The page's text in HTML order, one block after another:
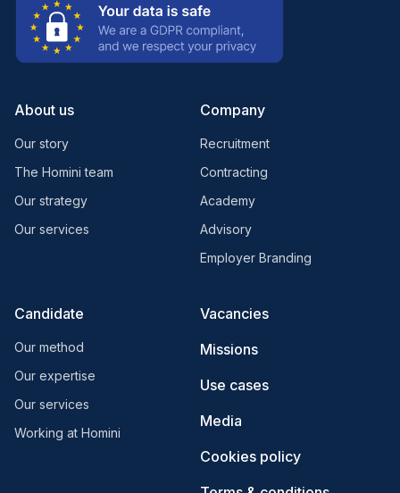
About us
Our story
The Homini team
Our strategy
Our services
Company
Recruitment
Contracting
Academy
Advisory
Employer Branding
Candidate
Our method
Our expertise
Our services
Working at Homini
Vacancies
Missions
Use cases
Media
Cookies policy